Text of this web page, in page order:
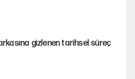
gizlenen tarihsel süreç